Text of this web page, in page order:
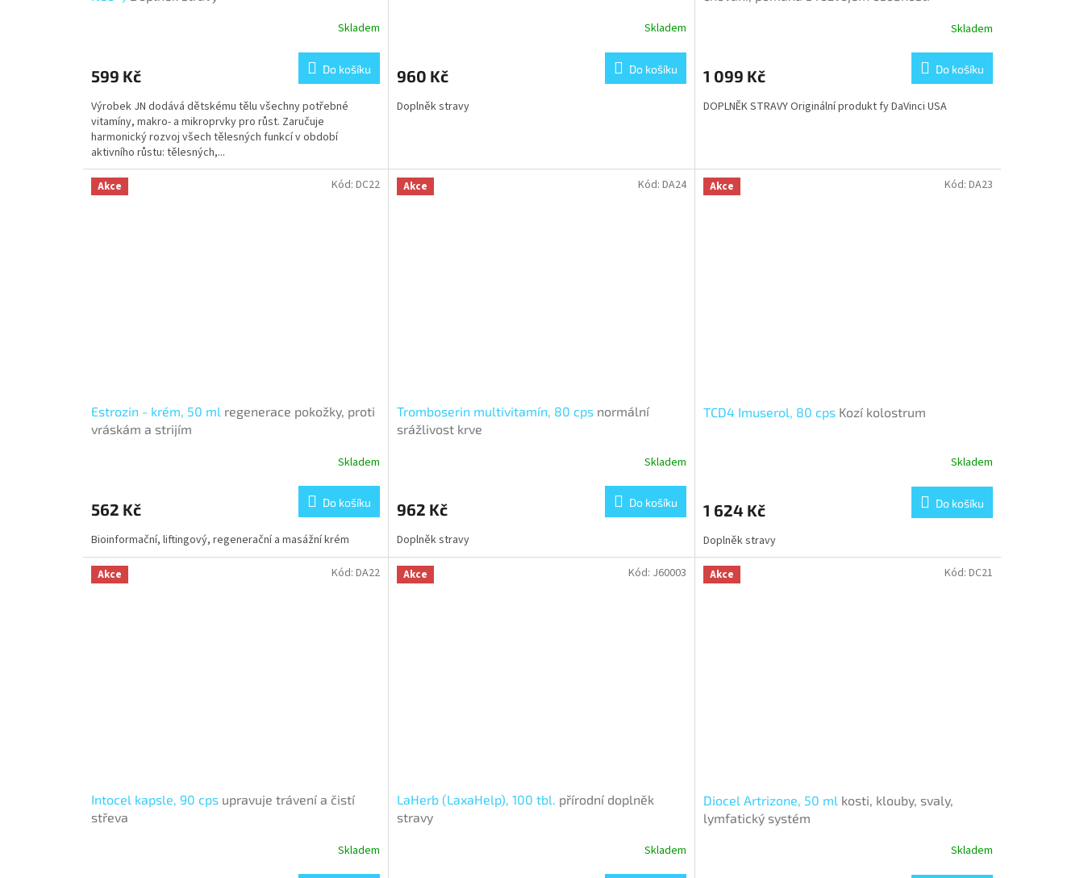
Skladem
599 Kč Do košíku
Výrobek JN dodává dětskému tělu všechny potřebné
vitamíny, makro- a mikroprvky pro růst. Zaručuje
harmonický rozvoj všech tělesných funkcí v období
aktivního růstu: tělesných,...
Skladem
960 Kč Do košíku
Doplněk stravy
Skladem
1 099 Kč Do košíku
DOPLNĚK STRAVY Originální produkt fy DaVinci USA
Akce
Estrozin - krém, 50 ml regenerace pokožky, proti
vráskám a strijím
Skladem
562 Kč Do košíku
Bioinformační, liftingový, regenerační a masážní krém
Kód:DC22 Akce
Tromboserin multivitamín, 80 cps normální
srážlivost krve
Skladem
962 Kč Do košíku
Doplněk stravy
Kód: DA24 Akce
TCD4 Imuserol, 80 cps Kozí kolostrum
je
z
5
hvězdiček.
Skladem
1 624 Kč Do košíku
Doplněk stravy
Kód: DA23
Akce
Intocel kapsle, 90 cps upravuje trávení a čistí
střeva
Skladem
Kód:DA22 Akce
LaHerb (LaxaHelp), 100 tbl. přírodní doplněk
stravy
Skladem
Kód: J60003 Akce
Diocel Artrizone, 50 ml kosti, klouby, svaly,
lymfatický systém
Skladem
Kód: DC21